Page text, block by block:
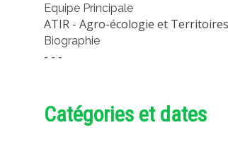
Equipe Principale
ATIR - Agro-écologie et
Biographie
- - -
Catégories et dates